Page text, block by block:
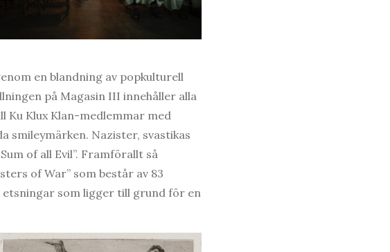
en blandning av popkulturell
på Magasin III innehåller alla
Ku Klux Klan-medlemmar med
smileymärken. Nazister, svastikas
of all Evil”. Framförallt så
of War” som består av 83
etsningar som ligger till grund för en